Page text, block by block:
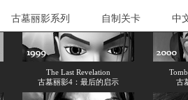
古墓丽影系列 自制关卡 中
The Last Revelation
古墓丽影4：最后的启示
古